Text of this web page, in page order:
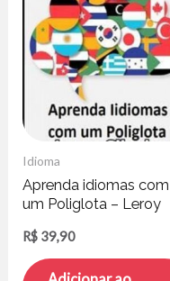
Idioma
Aprenda idiomas com
um Poliglota – Leroy
R$ 39,90